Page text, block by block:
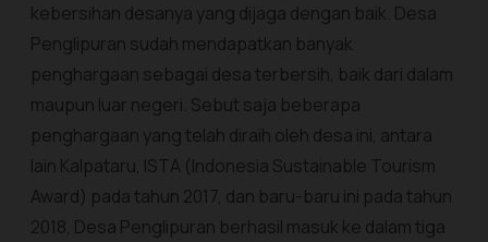
kebersihan desanya yang dijaga dengan baik. Desa
Penglipuran sudah mendapatkan banyak
penghargaan sebagai desa terbersih, baik dari dalam
maupun luar negeri. Sebut saja beberapa
penghargaan yang telah diraih oleh desa ini, antara
lain Kalpataru, ISTA (Indonesia Sustainable Tourism
Award) pada tahun 2017, dan baru-baru ini pada tahun
2018, Desa Penglipuran berhasil masuk ke dalam tiga